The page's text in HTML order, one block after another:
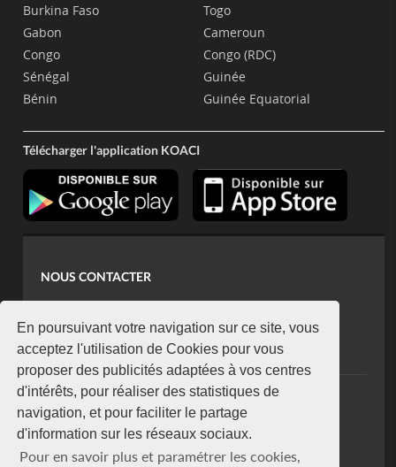
En poursuivant votre navigation sur ce site, vous
acceptez l'utilisation de Cookies pour vous
proposer des publicités adaptées à vos centres
d'intérêts, pour réaliser des statistiques de
navigation, et pour faciliter le partage
d'information sur les réseaux sociaux.
Pour en savoir plus et paramétrer les cookies,
Burkina Faso
Gabon
Congo
Sénégal
Bénin
Togo
Cameroun
Congo (RDC)
Guinée
Guinée Equatorial
Télécharger l'application KOACI
NOUS CONTACTER
koaci@yahoo.fr
+225 07 08 85 52 93
NEWSLETTER
Restez connecté via notre newsletter
S'abonner